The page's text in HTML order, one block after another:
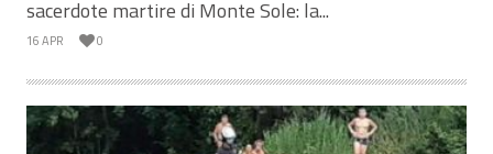
sacerdote martire di Monte Sole: la...
16 APR 0